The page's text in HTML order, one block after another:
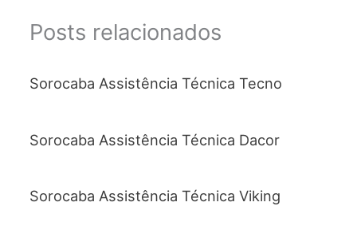
Posts relacionados
Sorocaba Assistência Técnica Tecno
Sorocaba Assistência Técnica Dacor
Sorocaba Assistência Técnica Viking